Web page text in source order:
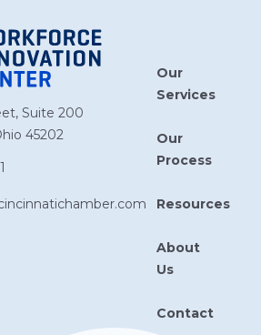
Suite 200
45202
Our
Services
Our
Process
Resources
About
Us
Contact